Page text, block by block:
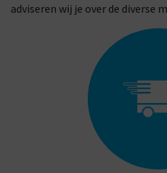
adviseren wij je over de diverse